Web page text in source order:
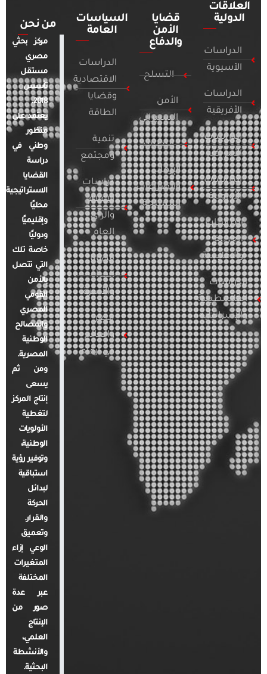
العلاقات
الدولية
الدراسات
الآسيوية
الدراسات
الأفريقية
الدراسات
الأمريكية
الدراسات
الأوروبية
الدراسات
العربية
والإقليمية
الدراسات
الفلسطينية
والإسرائيلية
قضايا
الأمن
والدفاع
التسلح
الأمن
السيبراني
التطرف
الإرهاب
والصراعات
المسلحة
السياسات
العامة
الدراسات
الاقتصادية
وقضايا
الطاقة
تنمية
ومجتمع
دراسات
الإعلام
والرأي
العام
قضايا
المرأة
والأسرة
مصر
والعالم
في أرقام
من نحن
مركز بحثي
مصري
مستقل
تأسس
2018.
يعتمد على
منظور
وطني في
دراسة
القضايا
الاستراتيجية
محليًا
وإقليميًا
ودوليًا
خاصة تلك
التي تتصل
بالأمن
القومي
المصري
والمصالح
الوطنية
المصرية.
ومن ثم
يسعى
إنتاج المركز
لتغطية
الأولويات
الوطنية،
وتوفير رؤية
استباقية
لبدائل
الحركة
والقرار.
وتعميق
الوعي إزاء
المتغيرات
المختلفة
عبر عدة
صور من
الإنتاج
العلمي،
والأنشطة
البحثية.